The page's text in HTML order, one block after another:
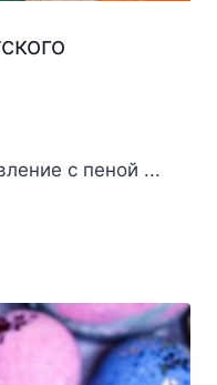
с пеной ...